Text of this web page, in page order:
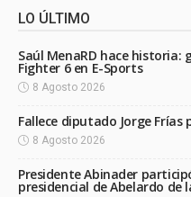
LO ÚLTIMO
Saúl MenaRD hace
Fighter 6 en E-Sports
8 Agosto 2026
Fallece diputado Jorge Frías
8 Agosto 2026
Presidente Abinader
presidencial de Abelardo de